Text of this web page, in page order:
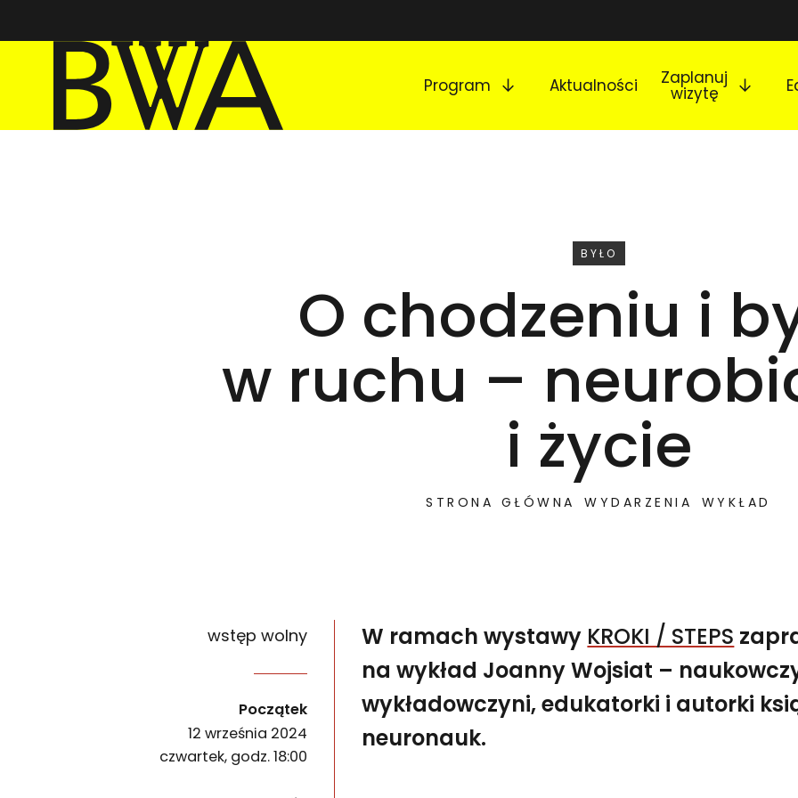
BWA Wrocław
Galerie Sztuki Współczesnej
Program Aktualności Zaplanuj
wizytę
WYDARZENIE
BYŁO
O chodzeniu i
w ruchu –
i życie
STRONA GŁÓWNA WYDARZENIA WYKŁAD
wstęp wolny
W ramach wystawy KROKI / STEPS zapraszamy na wykład Joanny Wojsiat – naukowczyni,
Początek wydarzeniaO chodzeniu i byciu w ruchu – neurobiologia i życie
12 września 2024
czwartek, godz. 18:00
W ramach wystawy KROKI / STEPS
na wykład Joanny Wojsiat –
wykładowczyni, edukatorki i autorki
neuronauk.